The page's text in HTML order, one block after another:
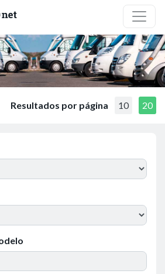
Resultados por página 10 20